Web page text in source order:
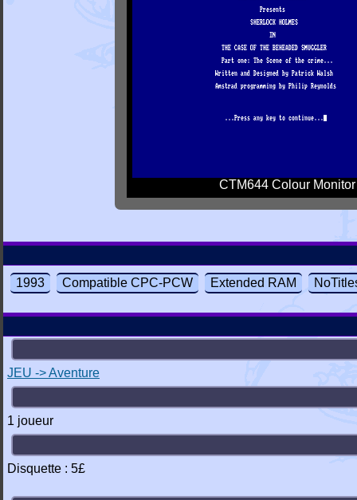
CTM644 Colour Monitor
1993 Compatible CPC-PCW Extended RAM
JEU -> Aventure
1 joueur
Disquette : 5£